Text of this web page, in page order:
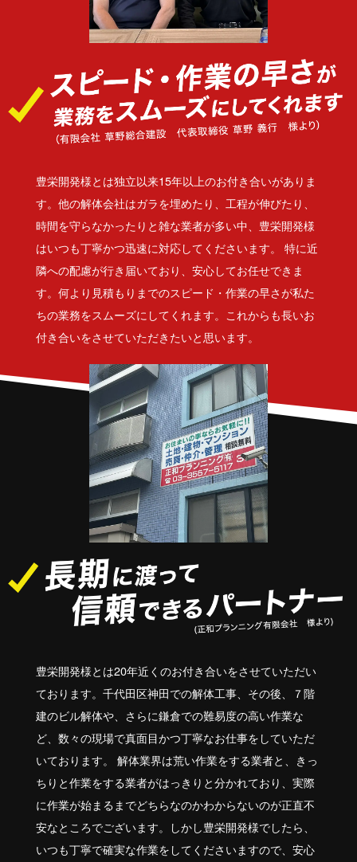
豊栄開発様とは独立以来15年以上のお付き合いがありま
す。他の解体会社はガラを埋めたり、工程が伸びたり、
時間を守らなかったりと雑な業者が多い中、豊栄開発様
はいつも丁寧かつ迅速に対応してくださいます。 特に近
隣への配慮が行き届いており、安心してお任せできま
す。何より見積もりまでのスピード・作業の早さが私た
ちの業務をスムーズにしてくれます。これからも長いお
付き合いをさせていただきたいと思います。
豊栄開発様とは20年近くのお付き合いをさせていただい
ております。千代田区神田での解体工事、その後、７階
建のビル解体や、さらに鎌倉での難易度の高い作業な
ど、数々の現場で真面目かつ丁寧なお仕事をしていただ
いております。 解体業界は荒い作業をする業者と、きっ
ちりと作業をする業者がはっきりと分かれており、実際
に作業が始まるまでどちらなのかわからないのが正直不
安なところでございます。しかし豊栄開発様でしたら、
いつも丁寧で確実な作業をしてくださいますので、安心